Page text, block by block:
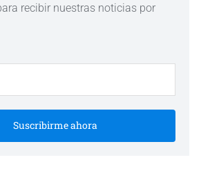
recibir nuestras noticias por
Suscribirme ahora